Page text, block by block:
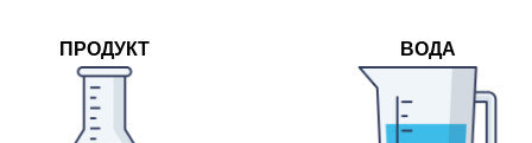
ПРОДУКТ ВОДА